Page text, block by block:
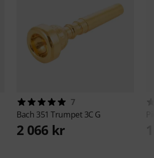
7
Bach 351 Trumpet 3C G
2 066 kr